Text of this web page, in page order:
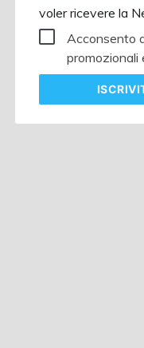
voler ricevere la
Acconsento
promozionali